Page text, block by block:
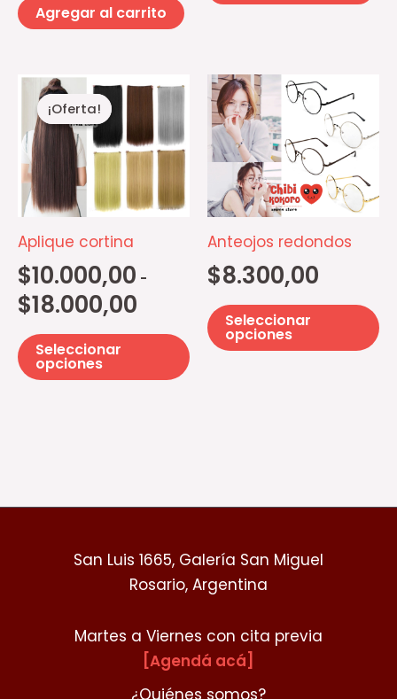
Agregar al carrito
¡Oferta!
¡Oferta!
Aplique cortina
$10.000,00 -
$18.000,00
Rango
de
precios:
desde
$10.000,00
hasta
$18.000,00
Seleccionar
opciones
Este
producto
tiene
múltiples
variantes.
Las
opciones
pueden
elegir
en
la
Anteojos redondos
$8.300,00
Seleccionar
opciones
en
San Luis 1665, Galería San Miguel
Rosario, Argentina
Martes a Viernes con cita previa
[Agendá acá]
¿Quiénes somos?